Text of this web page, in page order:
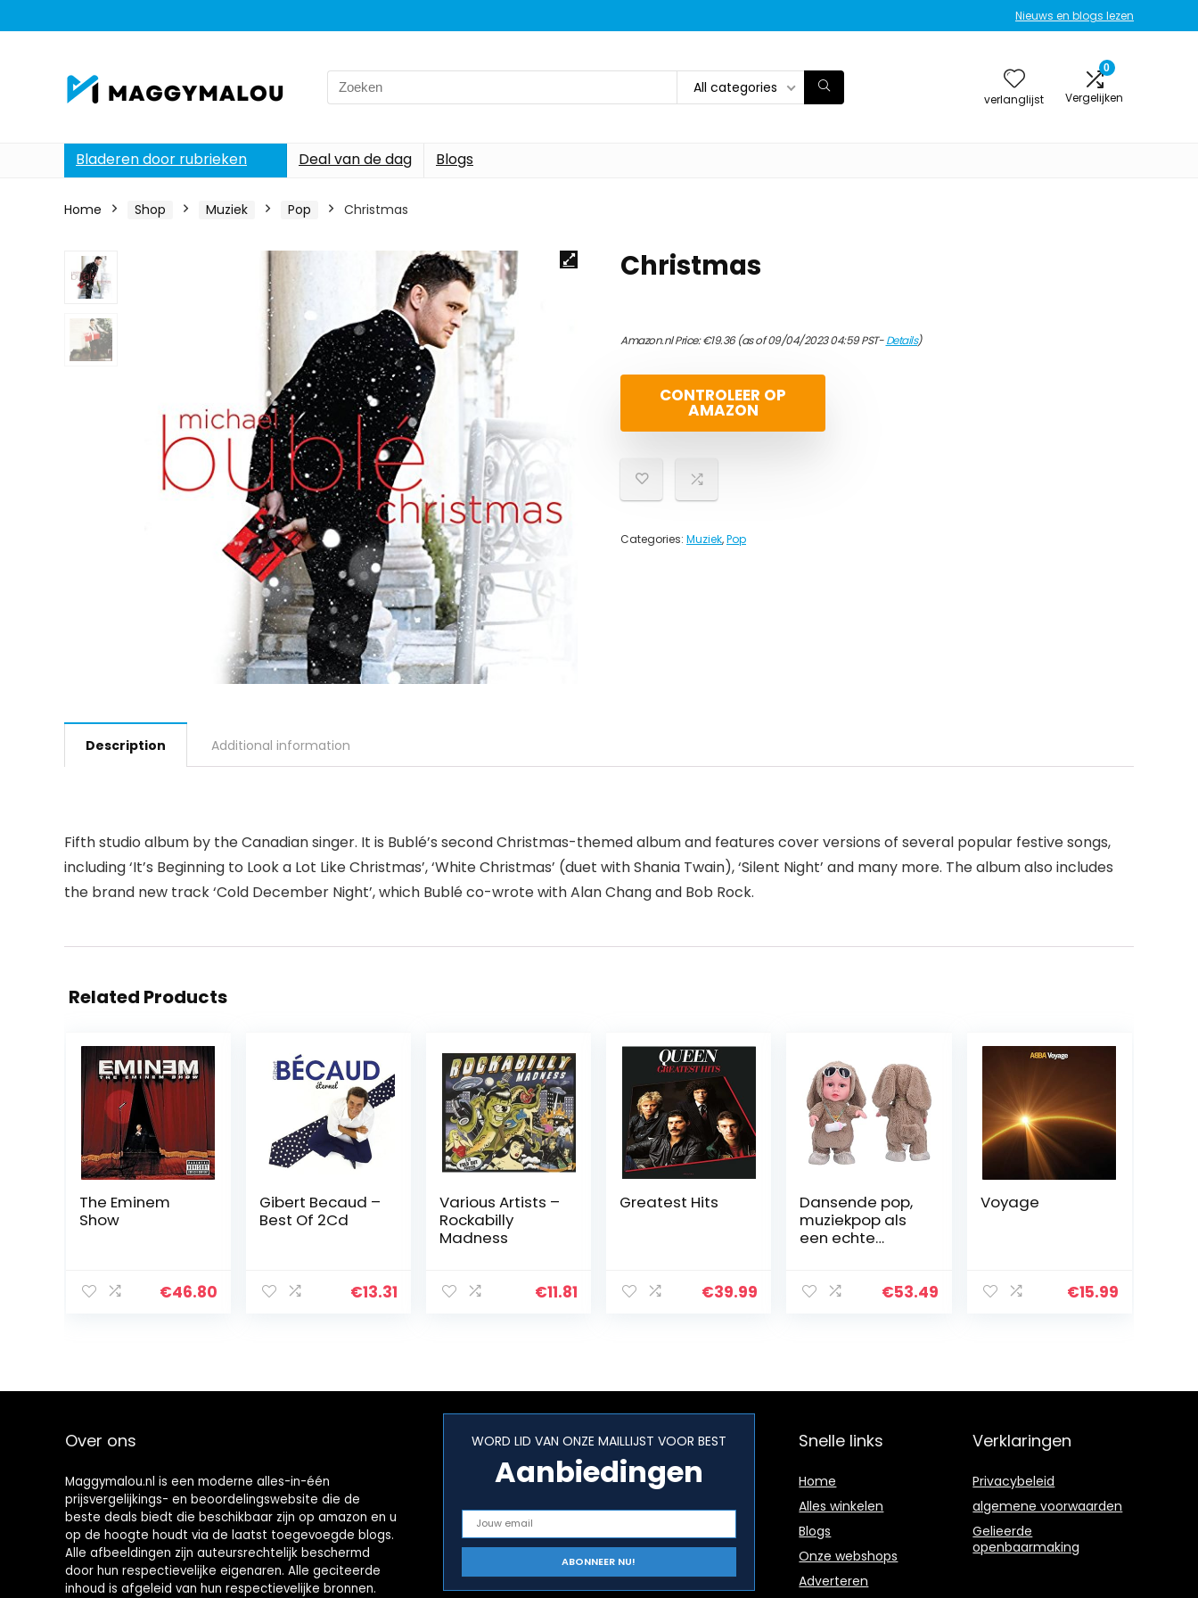
Nieuws en blogs lezen
Search
for:
All categories
verlanglijst
0
Vergelijken
Bladeren door rubrieken Deal van de dag Blogs
Home Shop Muziek Pop Christmas
Christmas
Amazon.nl Price:€19.36(as of 09/04/2023 04:59 PST-Details)
CONTROLEER OP
AMAZON
Categories: Muziek,Pop
Description Additional information
Fifth studio album by the Canadian singer. It is Bublé’s second Christmas-themed album and features cover versions of several popular festive songs,
including ‘It’s Beginning to Look a Lot Like Christmas’, ‘White Christmas’ (duet with Shania Twain), ‘Silent Night’ and many more. The album also includes
the brand new track ‘Cold December Night’, which Bublé co-wrote with Alan Chang and Bob Rock.
Related Products
The Eminem
Show
€46.80
Gibert Becaud –
Best Of 2Cd
€13.31
Various Artists –
Rockabilly
Madness
€11.81
Greatest Hits
€39.99
Dansende pop,
muziekpop als
een echte
details voor kind
€53.49
Voyage
€15.99
Over ons
Maggymalou.nl is een moderne alles-in-één
prijsvergelijkings- en beoordelingswebsite die de
beste deals biedt die beschikbaar zijn op amazon en u
op de hoogte houdt via de laatst toegevoegde blogs.
Alle afbeeldingen zijn auteursrechtelijk beschermd
door hun respectievelijke eigenaren. Alle geciteerde
inhoud is afgeleid van hun respectievelijke bronnen.
WORD LID VAN ONZE MAILLIJST VOOR BEST
Aanbiedingen
Snelle links
Home
Alles winkelen
Blogs
Onze webshops
Adverteren
Verklaringen
Privacybeleid
algemene voorwaarden
Gelieerde
openbaarmaking